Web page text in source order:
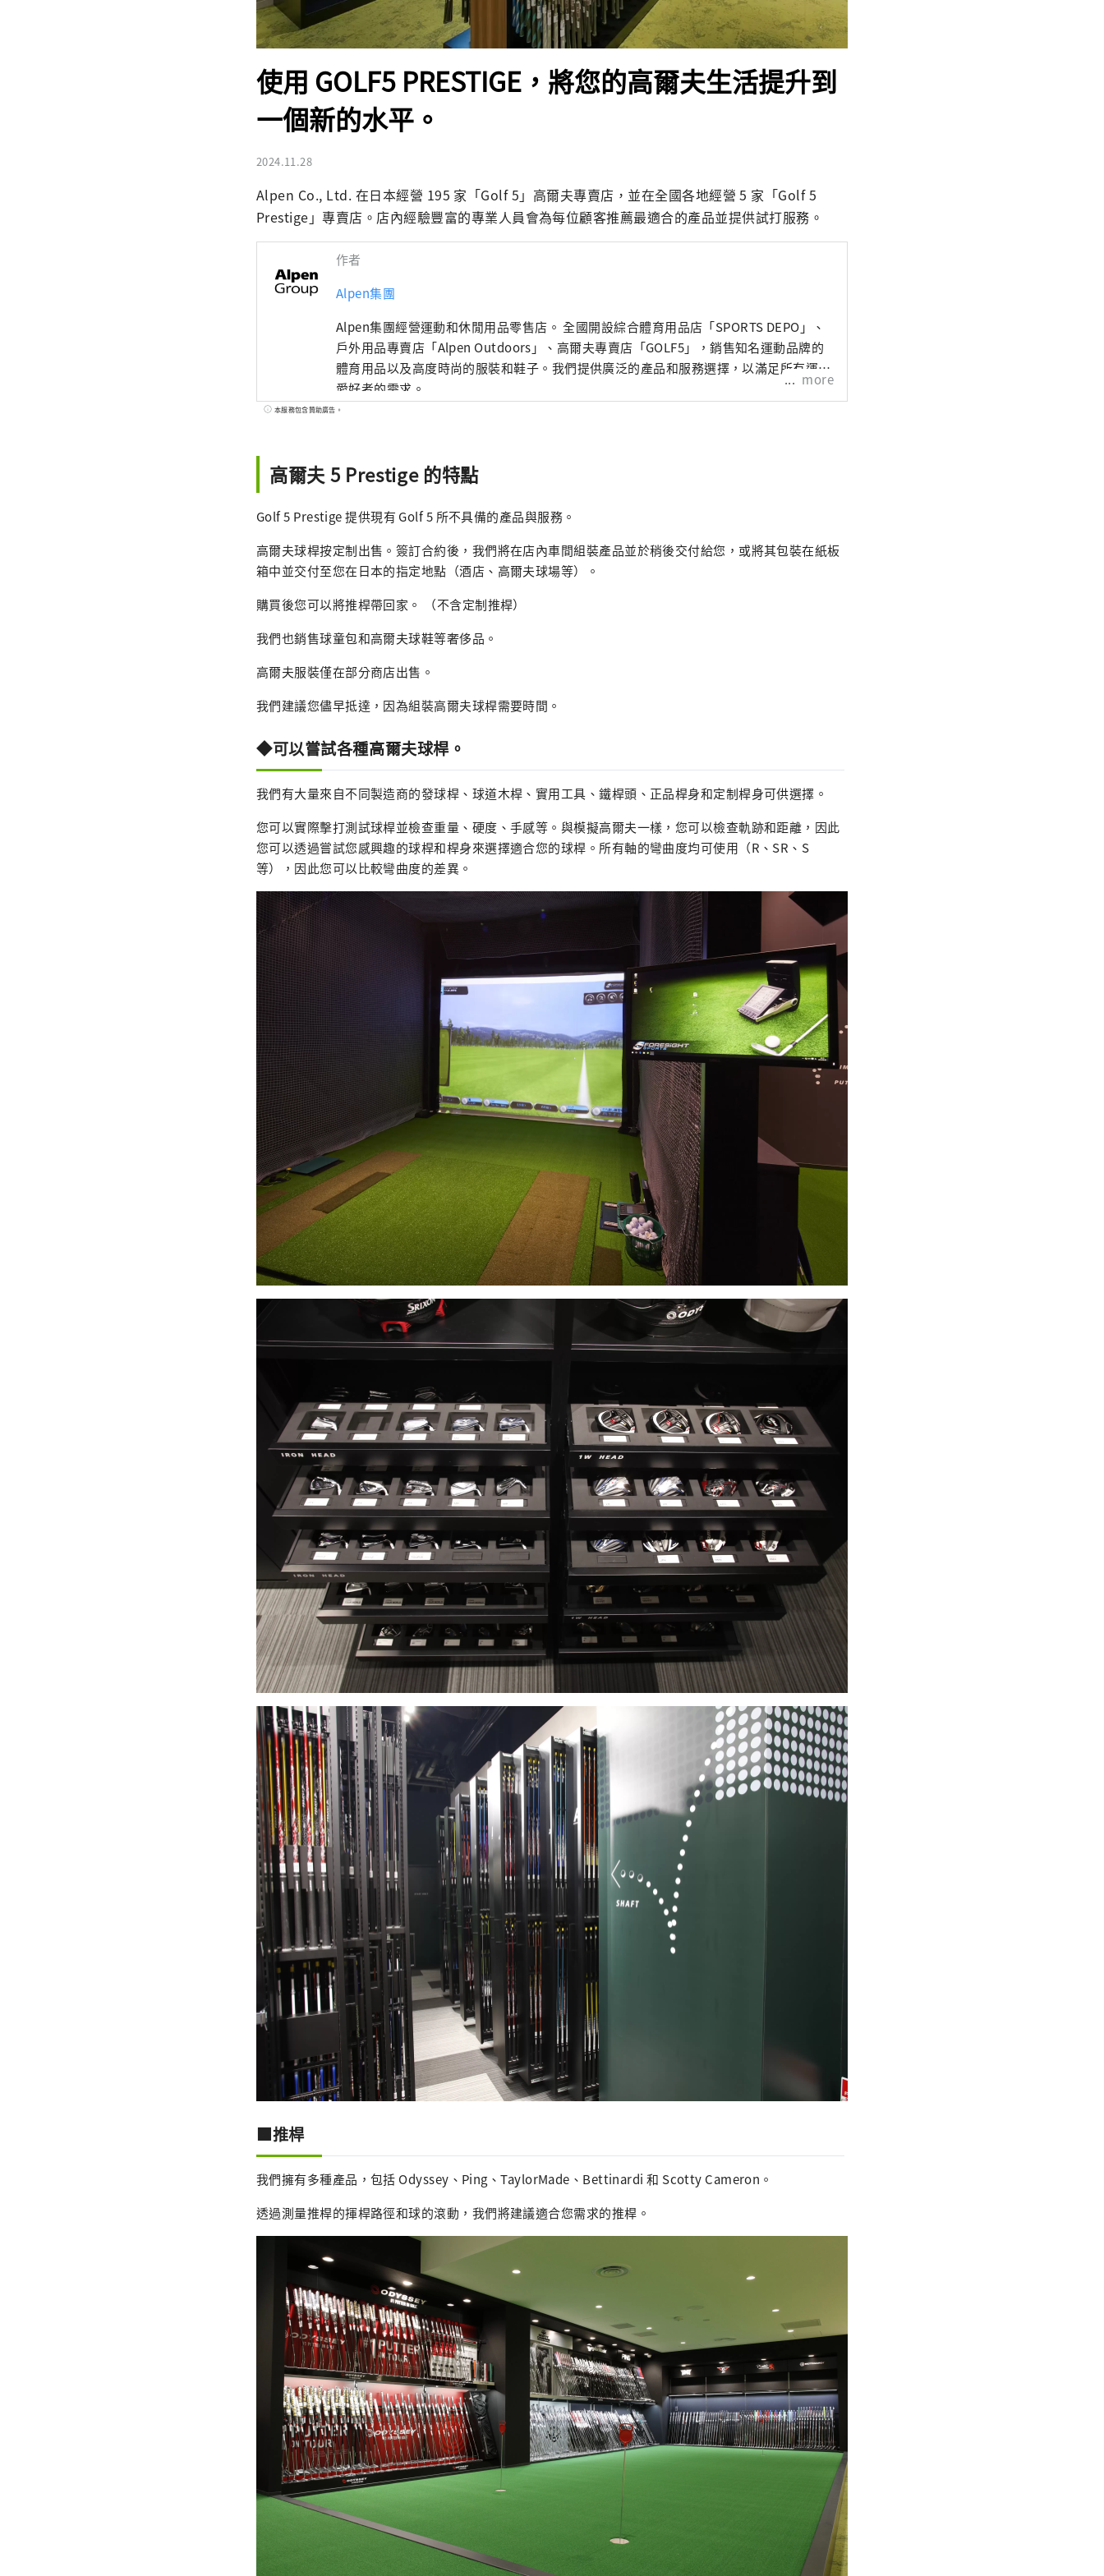
使用 GOLF5 PRESTIGE，將您的高爾夫生活提升到
一個新的水平。
2024.11.28
Alpen Co., Ltd. 在日本經營 195 家「Golf 5」高爾夫專賣店，並在全國各地經營 5 家「Golf 5
Prestige」專賣店。店內經驗豐富的專業人員會為每位顧客推薦最適合的產品並提供試打服務。
作者
Alpen集團
Alpen集團經營運動和休閒用品零售店。 全國開設綜合體育用品店「SPORTS DEPO」、
戶外用品專賣店「Alpen Outdoors」、高爾夫專賣店「GOLF5」，銷售知名運動品牌的
體育用品以及高度時尚的服裝和鞋子。我們提供廣泛的產品和服務選擇，以滿足所有運動
愛好者的需求。
more
本服務包含贊助廣告。
高爾夫 5 Prestige 的特點
Golf 5 Prestige 提供現有 Golf 5 所不具備的產品與服務。
高爾夫球桿按定制出售。簽訂合約後，我們將在店內車間組裝產品並於稍後交付給您，或將其包裝在紙板
箱中並交付至您在日本的指定地點（酒店、高爾夫球場等）。
購買後您可以將推桿帶回家。 （不含定制推桿）
我們也銷售球童包和高爾夫球鞋等奢侈品。
高爾夫服裝僅在部分商店出售。
我們建議您儘早抵達，因為組裝高爾夫球桿需要時間。
◆可以嘗試各種高爾夫球桿。
我們有大量來自不同製造商的發球桿、球道木桿、實用工具、鐵桿頭、正品桿身和定制桿身可供選擇。
您可以實際擊打測試球桿並檢查重量、硬度、手感等。與模擬高爾夫一樣，您可以檢查軌跡和距離，因此
您可以透過嘗試您感興趣的球桿和桿身來選擇適合您的球桿。所有軸的彎曲度均可使用（R、SR、S
等），因此您可以比較彎曲度的差異。
■推桿
我們擁有多種產品，包括 Odyssey、Ping、TaylorMade、Bettinardi 和 Scotty Cameron。
透過測量推桿的揮桿路徑和球的滾動，我們將建議適合您需求的推桿。